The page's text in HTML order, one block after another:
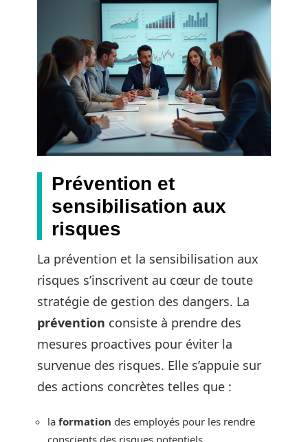
Prévention et
sensibilisation aux
risques
La prévention et la sensibilisation aux
risques s’inscrivent au cœur de toute
stratégie de gestion des dangers. La
prévention consiste à prendre des
mesures proactives pour éviter la
survenue des risques. Elle s’appuie sur
des actions concrètes telles que :
la formation des employés pour les rendre